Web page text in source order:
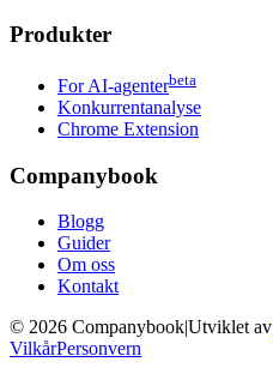
Produkter
For AI-agenterbeta
Konkurrentanalyse
Chrome Extension
Companybook
Blogg
Guider
Om oss
Kontakt
© 2026 CompanybookUtviklet av
VilkårPersonvern